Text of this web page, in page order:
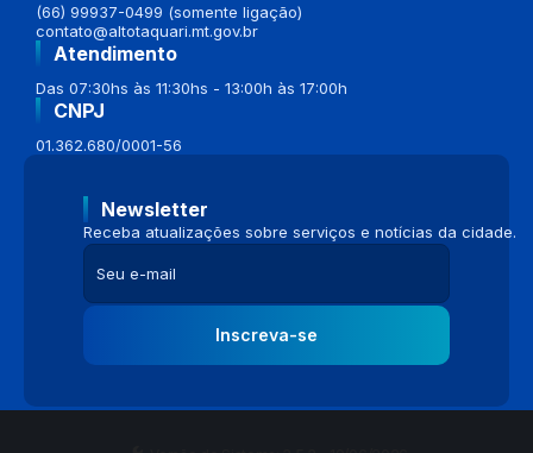
(66) 99937-0499 (somente ligação)
contato@altotaquari.mt.gov.br
Atendimento
Das 07:30hs às 11:30hs - 13:00h às 17:00h
CNPJ
01.362.680/0001-56
Newsletter
Receba atualizações sobre serviços e notícias da cidade.
Inscreva-se